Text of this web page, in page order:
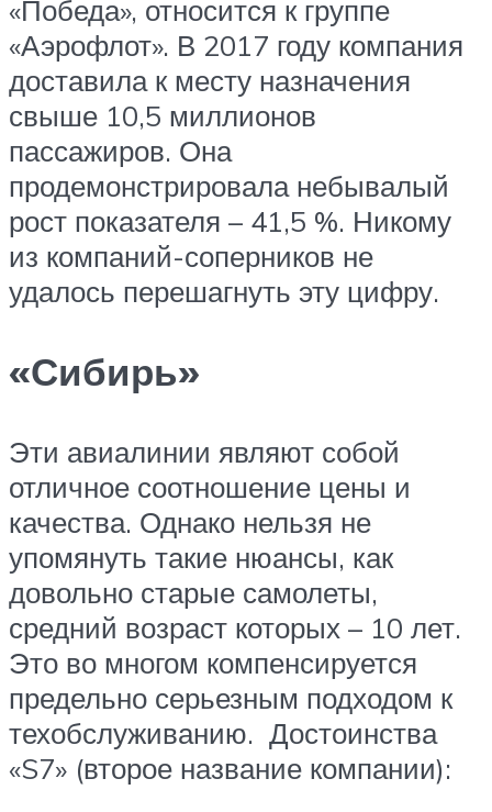
«Победа», относится к группе
«Аэрофлот». В 2017 году компания
доставила к месту назначения
свыше 10,5 миллионов
пассажиров. Она
продемонстрировала небывалый
рост показателя – 41,5 %. Никому
из компаний-соперников не
удалось перешагнуть эту цифру.
«Сибирь»
Эти авиалинии являют собой
отличное соотношение цены и
качества. Однако нельзя не
упомянуть такие нюансы, как
довольно старые самолеты,
средний возраст которых – 10 лет.
Это во многом компенсируется
предельно серьезным подходом к
техобслуживанию. Достоинства
«S7» (второе название компании):